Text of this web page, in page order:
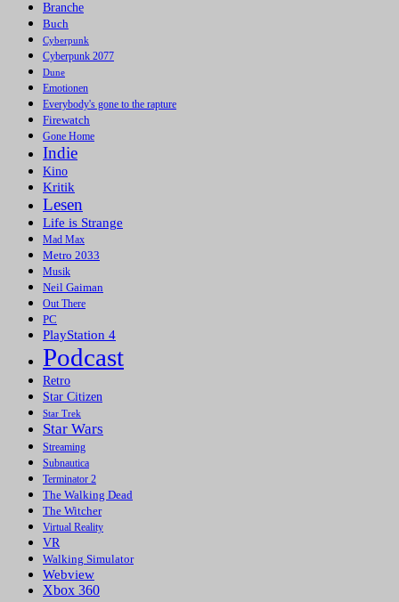
Branche
Buch
Cyberpunk
Cyberpunk 2077
Dune
Emotionen
Everybody's gone to the rapture
Firewatch
Gone Home
Indie
Kino
Kritik
Lesen
Life is Strange
Mad Max
Metro 2033
Musik
Neil Gaiman
Out There
PC
PlayStation 4
Podcast
Retro
Star Citizen
Star Trek
Star Wars
Streaming
Subnautica
Terminator 2
The Walking Dead
The Witcher
Virtual Reality
VR
Walking Simulator
Webview
Xbox 360